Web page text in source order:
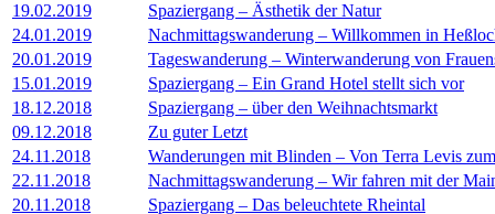
19.02.2019
Spaziergang – Ästhetik der Natur
24.01.2019
Nachmittagswanderung – Willkommen in
20.01.2019
Tageswanderung – Winterwanderung von
15.01.2019
Spaziergang – Ein Grand Hotel stellt sich vor
18.12.2018
Spaziergang – über den Weihnachtsmarkt
09.12.2018
Zu guter Letzt
24.11.2018
Wanderungen mit Blinden – Von Terra Levis
22.11.2018
Nachmittagswanderung – Wir fahren mit der
20.11.2018
Spaziergang – Das beleuchtete Rheintal